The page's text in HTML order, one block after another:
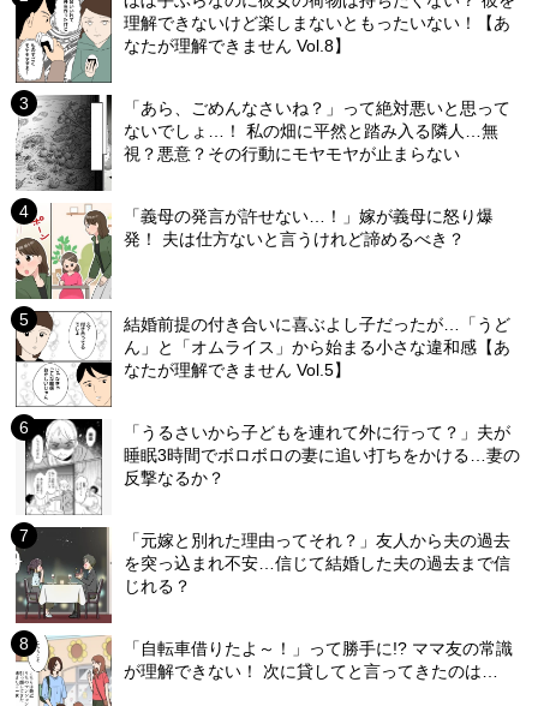
理解できないけど楽しまないともったいない！【あ
なたが理解できません Vol.8】
「あら、ごめんなさいね？」って絶対悪いと思って
ないでしょ…！ 私の畑に平然と踏み入る隣人…無
視？悪意？その行動にモヤモヤが止まらない
「義母の発言が許せない…！」嫁が義母に怒り爆
発！ 夫は仕方ないと言うけれど諦めるべき？
結婚前提の付き合いに喜ぶよし子だったが…「うど
ん」と「オムライス」から始まる小さな違和感【あ
なたが理解できません Vol.5】
「うるさいから子どもを連れて外に行って？」夫が
睡眠3時間でボロボロの妻に追い打ちをかける…妻の
反撃なるか？
「元嫁と別れた理由ってそれ？」友人から夫の過去
を突っ込まれ不安…信じて結婚した夫の過去まで信
じれる？
「自転車借りたよ～！」って勝手に!? ママ友の常識
が理解できない！ 次に貸してと言ってきたのは…